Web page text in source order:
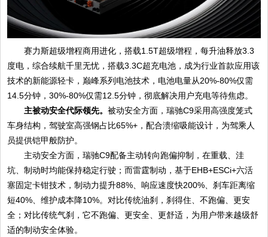
赛力斯超级增程商用进化，搭载1.5T超级增程，每升油释放3.3
度电，综合续航千里无忧，搭载3.3C超充电池，成为行业首款应用该
技术的新能源轻卡，巅峰系列电池技术，电池电量从20%-80%仅需
14.5分钟，30%-80%仅需12.5分钟，彻底解决用户充电等待焦虑。
主被动安全代际领先。被动安全方面，瑞驰C9采用高强度笼式
车身结构，驾驶室高强钢占比65%+，配合溃缩吸能设计，为驾乘人
员提供铠甲般防护。
主动安全方面，瑞驰C9配备主动转向跑偏抑制，在重载、洼
坑、制动时均能保持稳定行驶；而雷霆制动，基于EHB+ESCi+六活
塞固定卡钳技术，制动力提升88%、响应速度快200%、刹车距离缩
短40%、维护成本降10%。对比传统油刹，刹得住、不跑偏、更安
全；对比传统气刹，它不跑偏、更安全、更舒适，为用户带来越级舒
适的制动安全体验。